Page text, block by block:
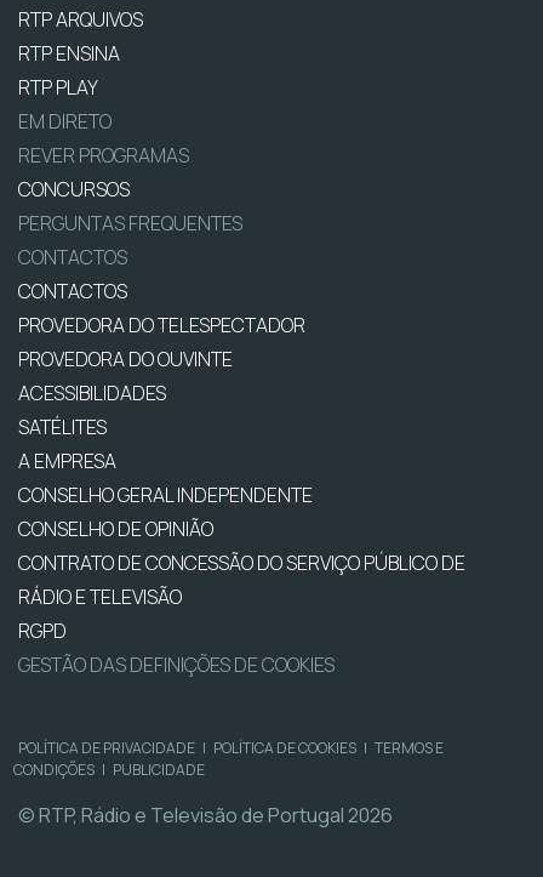
RTP ARQUIVOS
RTP ENSINA
RTP PLAY
EM DIRETO
REVER PROGRAMAS
CONCURSOS
PERGUNTAS FREQUENTES
CONTACTOS
CONTACTOS
PROVEDORA DO TELESPECTADOR
PROVEDORA DO OUVINTE
ACESSIBILIDADES
SATÉLITES
A EMPRESA
CONSELHO GERAL INDEPENDENTE
CONSELHO DE OPINIÃO
CONTRATO DE CONCESSÃO DO SERVIÇO PÚBLICO DE
RÁDIO E TELEVISÃO
RGPD
GESTÃO DAS DEFINIÇÕES DE COOKIES
POLÍTICA DE PRIVACIDADE | POLÍTICA DE COOKIES | TERMOS E
CONDIÇÕES | PUBLICIDADE
© RTP, Rádio e Televisão de Portugal 2026